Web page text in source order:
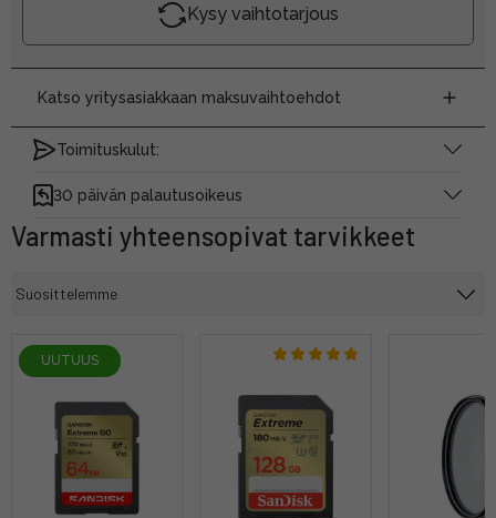
Kysy vaihtotarjous
Katso yritysasiakkaan maksuvaihtoehdot
Toimituskulut:
30 päivän palautusoikeus
Varmasti yhteensopivat tarvikkeet
UUTUUS